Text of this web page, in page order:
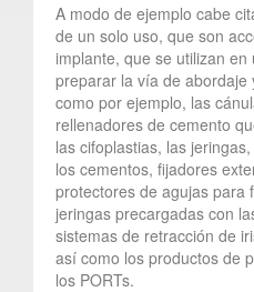
A modo de ejemplo cabe
de un solo uso, que son
implante, que se utilizan
preparar la vía de
como por ejemplo, las
rellenadores de cemento
las cifoplastias, las
los cementos, fijadores
protectores de agujas para
jeringas precargadas con
sistemas de retracción de
así como los productos de
los PORTs.